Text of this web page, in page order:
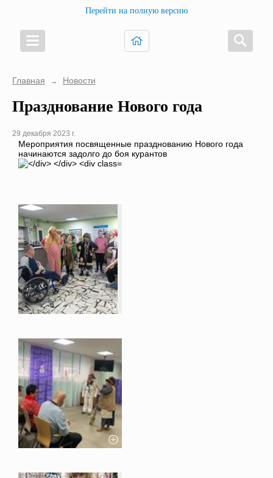
Перейти на полную версию
Главная → Новости
Празднование Нового года
29 декабря 2023 г.
Мероприятия посвященные празднованию Нового года
начинаются задолго до боя курантов